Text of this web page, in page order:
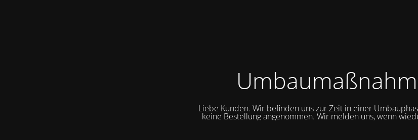
Liebe Kunden. Wir befinden uns zur Zeit in einer
keine Bestellung angenommen. Wir melden uns, wenn